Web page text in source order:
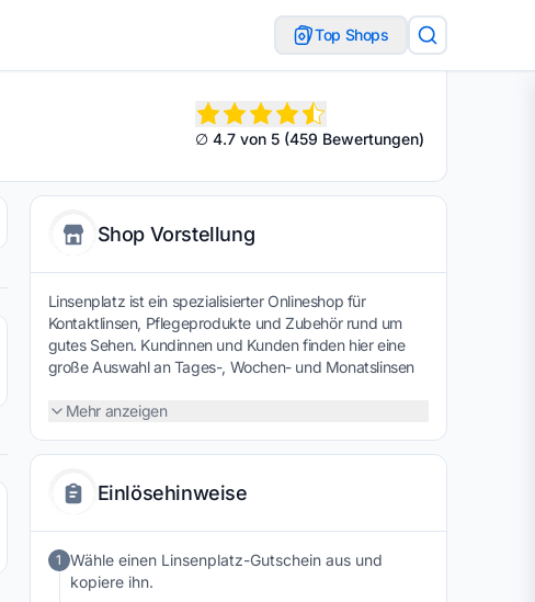
Top Shops
∅ 4.7 von 5 (459 Bewertungen)
Shop Vorstellung
Linsenplatz ist ein spezialisierter Onlineshop für
Kontaktlinsen, Pflegeprodukte und Zubehör rund um
gutes Sehen. Kundinnen und Kunden finden hier eine
große Auswahl an Tages-, Wochen- und Monatslinsen
Aufbewahrungslösungen. Die übersichtliche Gestaltung
Produkten, sodass sich Kontaktlinsen schnell und
Preise und einer breiten Markenvielfalt ist Linsenplatz
Mehr anzeigen
Einlösehinweise
1 Wähle einen Linsenplatz-Gutschein aus und
kopiere ihn.